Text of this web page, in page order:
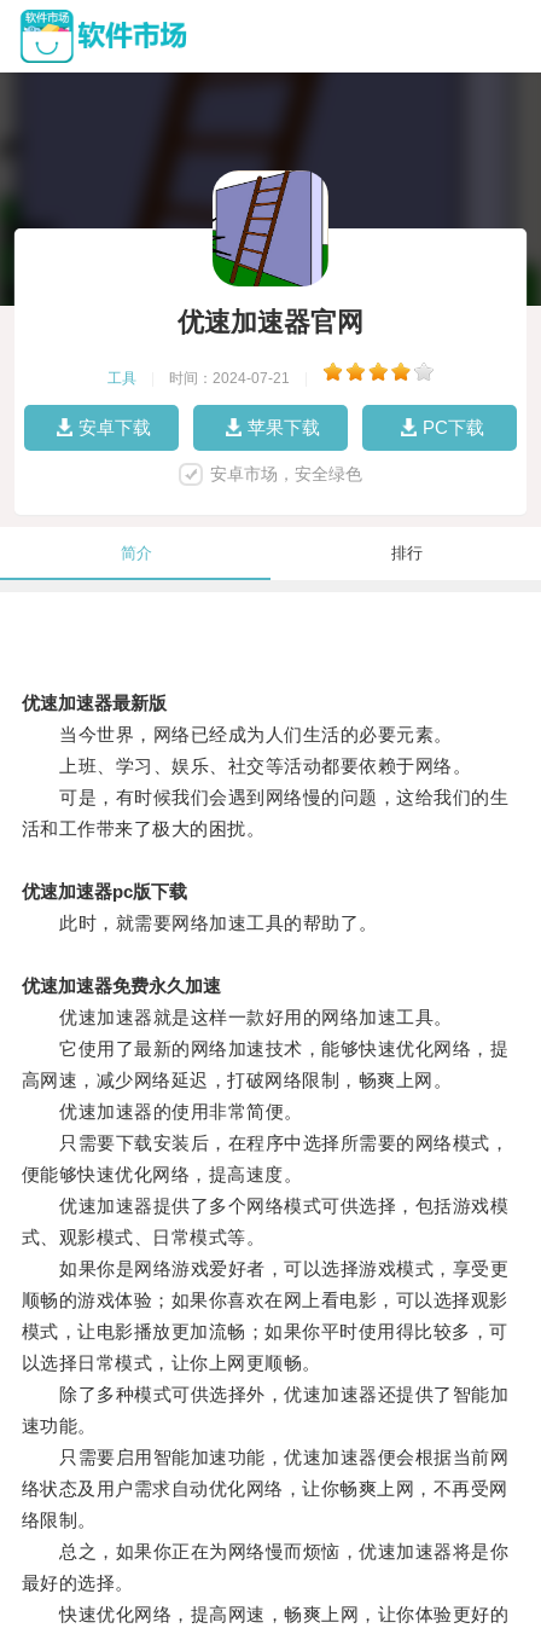
优速加速器官网
工具 时间：2024-07-21
安卓下载 苹果下载 PC下载
安卓市场，安全绿色
简介 排行
优速加速器最新版
当今世界，网络已经成为人们生活的必要元素。
上班、学习、娱乐、社交等活动都要依赖于网络。
可是，有时候我们会遇到网络慢的问题，这给我们的生
活和工作带来了极大的困扰。
优速加速器pc版下载
此时，就需要网络加速工具的帮助了。
优速加速器免费永久加速
优速加速器就是这样一款好用的网络加速工具。
它使用了最新的网络加速技术，能够快速优化网络，提
高网速，减少网络延迟，打破网络限制，畅爽上网。
优速加速器的使用非常简便。
只需要下载安装后，在程序中选择所需要的网络模式，
便能够快速优化网络，提高速度。
优速加速器提供了多个网络模式可供选择，包括游戏模
式、观影模式、日常模式等。
如果你是网络游戏爱好者，可以选择游戏模式，享受更
顺畅的游戏体验；如果你喜欢在网上看电影，可以选择观影
模式，让电影播放更加流畅；如果你平时使用得比较多，可
以选择日常模式，让你上网更顺畅。
除了多种模式可供选择外，优速加速器还提供了智能加
速功能。
只需要启用智能加速功能，优速加速器便会根据当前网
络状态及用户需求自动优化网络，让你畅爽上网，不再受网
络限制。
总之，如果你正在为网络慢而烦恼，优速加速器将是你
最好的选择。
快速优化网络，提高网速，畅爽上网，让你体验更好的